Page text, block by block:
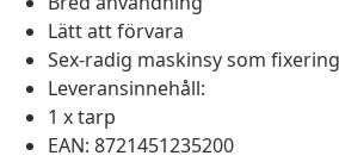
Lätt att förvara
Sex-radig maskinsy som fixering
Leveransinnehåll:
1 x tarp
EAN: 8721451235200